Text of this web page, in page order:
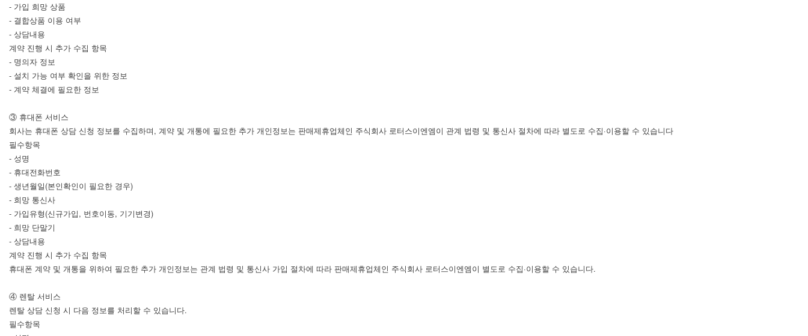
- 가입 희망 상품
- 결합상품 이용 여부
- 상담내용
계약 진행 시 추가 수집 항목
- 명의자 정보
- 설치 가능 여부 확인을 위한 정보
- 계약 체결에 필요한 정보
③ 휴대폰 서비스
회사는 휴대폰 상담 신청 정보를 수집하며, 계약 및 개통에 필요한 추가 개인정보는 판매제휴업체인 주식회사 로터스이엔엠이 관계 법령 및 통신사 절차에 따라 별도로 수집·이용할 수 있습니다
필수항목
- 성명
- 휴대전화번호
- 생년월일(본인확인이 필요한 경우)
- 희망 통신사
- 가입유형(신규가입, 번호이동, 기기변경)
- 희망 단말기
- 상담내용
계약 진행 시 추가 수집 항목
휴대폰 계약 및 개통을 위하여 필요한 추가 개인정보는 관계 법령 및 통신사 가입 절차에 따라 판매제휴업체인 주식회사 로터스이엔엠이 별도로 수집·이용할 수 있습니다.
④ 렌탈 서비스
렌탈 상담 신청 시 다음 정보를 처리할 수 있습니다.
필수항목